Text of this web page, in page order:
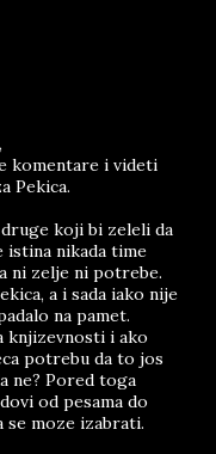
komentare i videti
Pekica.
koji bi zeleli da
istina nikada time
ni zelje ni potrebe.
a i sada iako nije
na pamet.
knjizevnosti i ako
potrebu da to jos
ne? Pored toga
od pesama do
se moze izabrati.